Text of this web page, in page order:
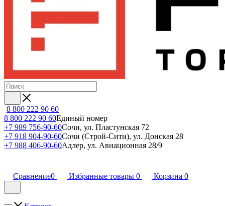
8 800 222 90 60
8 800 222 90 60Единый номер
+7 989 756-90-60Сочи, ул. Пластунская 72
+7 918 904-90-60Сочи (Строй-Сити), ул. Донская 28
+7 988 406-90-60Адлер, ул. Авиационная 28/9
Сравнение0 Избранные товары 0 Корзина 0